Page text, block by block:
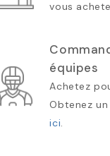
vous
équipes
Achetez
Obtenez
ici.